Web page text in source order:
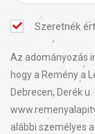
Szeretnék
Az adományozás
hogy a Remény a
Debrecen, Derék
alábbi személyes